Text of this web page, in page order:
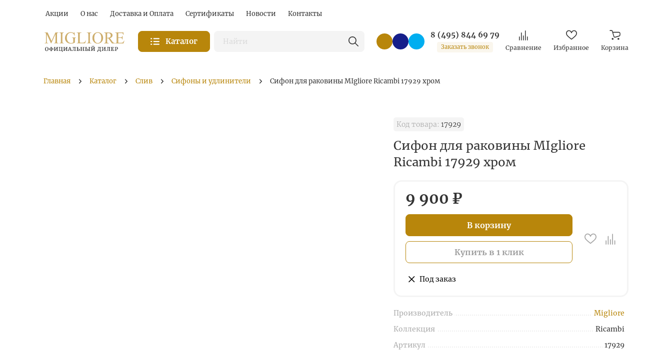
Акции О нас Доставка и Оплата Сертификаты Новости Контакты
Каталог
8 (495) 844 69 79
Заказать звонок Сравнение Избранное Корзина
Главная Каталог Слив Сифоны и удлинители Сифон для раковины MIgliore Ricambi 17929 хром
Код товара: 17929
Сифон для раковины MIgliore
Ricambi 17929 хром
9 900 ₽
В корзину
Купить в 1 клик
Под заказ
Производитель
Migliore
Коллекция
Ricambi
Артикул
17929